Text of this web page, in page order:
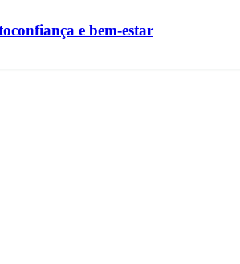
e bem-estar